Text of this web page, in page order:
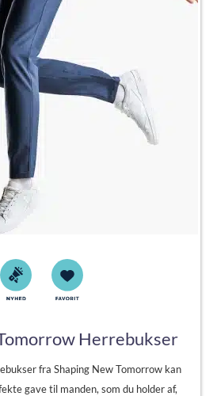
Herrebukser
fra Shaping New Tomorrow kan
gave til manden, som du holder af,